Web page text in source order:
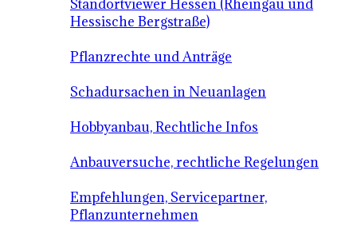
Standortviewer Hessen (Rheingau und
Hessische Bergstraße)
Pflanzrechte und Anträge
Schadursachen in Neuanlagen
Hobbyanbau, Rechtliche Infos
Anbauversuche, rechtliche Regelungen
Empfehlungen, Servicepartner,
Pflanzunternehmen